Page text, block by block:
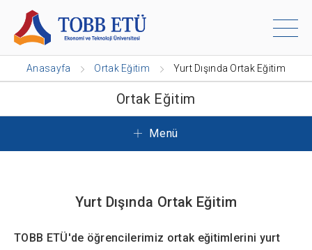
Anasayfa Ortak Eğitim Yurt Dışında Ortak Eğitim
Ortak Eğitim
Menü
Yurt Dışında Ortak Eğitim
TOBB ETÜ'de öğrencilerimiz ortak eğitimlerini yurt